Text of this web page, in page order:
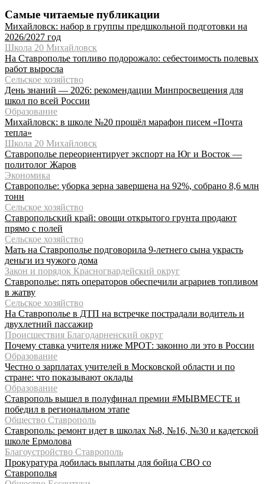
Самые читаемые публикации
Михайловск: набор в группы предшкольной подготовки на
2026/2027 год
Школа 20 Михайловск
На Ставрополье топливо подорожало: себестоимость полевых
работ выросла
Сельское хозяйство
День знаний — 2026: рекомендации Минпросвещения для
школ по всей России
Образование
Михайловск: в школе №20 прошёл марафон писем «Почта
тепла»
Школа 20 Михайловск
Ставрополье переориентирует экспорт на Юг и Восток —
политолог Жаров
Экономика
Ставрополье: уборка зерна завершена на 92%, собрано 8,6 млн
тонн
Сельское хозяйство
Ставропольский край: овощи открытого грунта продают
прямо с полей
Сельское хозяйство
Мать на Ставрополье подговорила 9-летнего сына украсть
деньги из чужого дома
Закон и порядок Красногвардейский округ
Ставрополье: пять операторов обеспечили аграриев топливом
в жатву
Сельское хозяйство
На Ставрополье в ДТП на встречке пострадали водитель и
двухлетний пассажир
Происшествия Благодарненский округ
Почему ставка учителя ниже МРОТ: законно ли это в России
Образование
Честно о зарплатах учителей в Московской области и по
стране: что показывают оклады
Образование
Ставрополь вышел в полуфинал премии #МЫВМЕСТЕ и
победил в региональном этапе
Общество Ставрополь
Ставрополь: ремонт идет в школах №8, №16, №30 и кадетской
школе Ермолова
Благоустройство Ставрополь
Прокуратура добилась выплаты для бойца СВО со
Ставрополья